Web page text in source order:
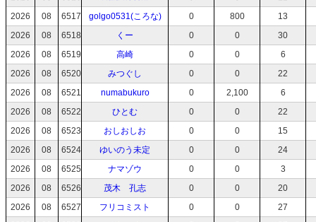
2026
08 6517 golgo0531(ころな) 0 800
13
2026
08 6518 くー 0 0
30
2026
08 6519 高崎 0 0
6
2026
08 6520 みつぐし 0 0
22
2026
08 6521 numabukuro 0 2,100
6
2026
08 6522 ひとむ 0 0
22
2026
08 6523 おしおしお 0 0
15
2026
08 6524 ゆいのう未定 0 0
24
2026
08 6525 ナマゾウ 0 0
3
2026
08 6526 茂木 孔志 0 0
20
2026
08 6527 フリコミスト 0 0
27